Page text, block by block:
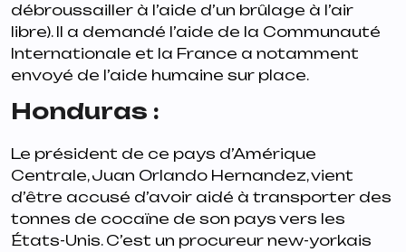
débroussailler à l’aide d’un brûlage à l’air
libre). Il a demandé l’aide de la Communauté
Internationale et la France a notamment
envoyé de l’aide humaine sur place.
Honduras :
Le président de ce pays d’Amérique
Centrale, Juan Orlando Hernandez, vient
d’être accusé d’avoir aidé à transporter des
tonnes de cocaïne de son pays vers les
États-Unis. C’est un procureur new-yorkais